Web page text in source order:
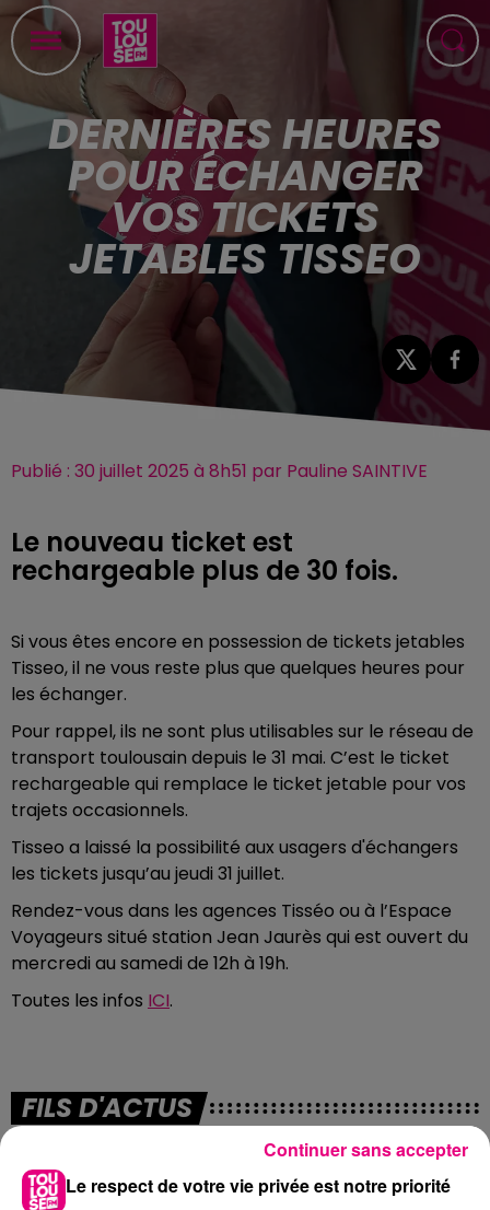
DERNIÈRES HEURES
POUR ÉCHANGER
VOS TICKETS
JETABLES TISSEO
Publié : 30 juillet 2025 à 8h51 par Pauline SAINTIVE
Le nouveau ticket est
rechargeable plus de 30 fois.
Si vous êtes encore en possession de tickets jetables
Tisseo, il ne vous reste plus que quelques heures pour
les échanger.
Pour rappel, ils ne sont plus utilisables sur le réseau de
transport toulousain depuis le 31 mai. C’est le ticket
rechargeable qui remplace le ticket jetable pour vos
trajets occasionnels.
Tisseo a laissé la possibilité aux usagers d'échangers
les tickets jusqu’au jeudi 31 juillet.
Rendez-vous dans les agences Tisséo ou à l’Espace
Voyageurs situé station Jean Jaurès qui est ouvert du
mercredi au samedi de 12h à 19h.
Toutes les infos ICI.
FILS D'ACTUS
Le respect de votre vie privée est notre priorité
Continuer sans accepter